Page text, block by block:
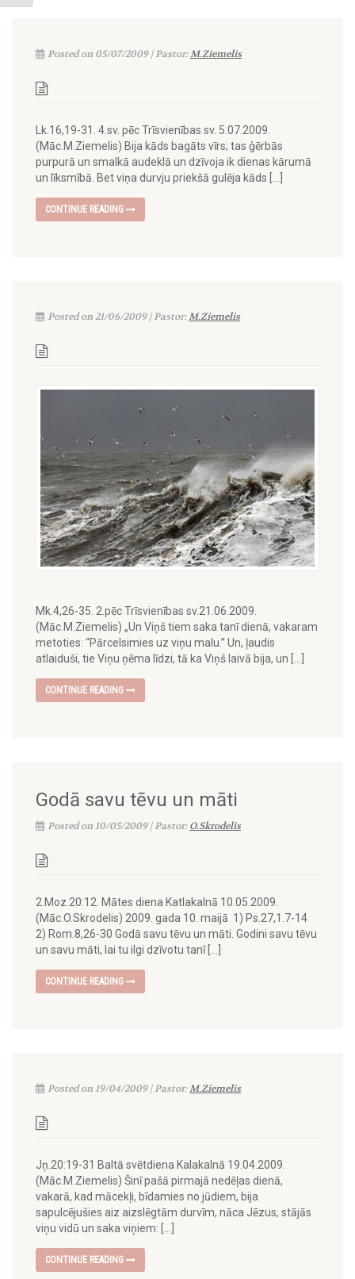
Posted on 05/07/2009 | Pastor:M.Ziemelis
Lk.16,19-31. 4.sv. pēc Trīsvienības sv. 5.07.2009.
(Māc.M.Ziemelis) Bija kāds bagāts vīrs; tas ģērbās
purpurā un smalkā audeklā un dzīvoja ik dienas kārumā
un līksmībā. Bet viņa durvju priekšā gulēja kāds […]
CONTINUE READING
Posted on 21/06/2009 | Pastor:M.Ziemelis
Mk.4,26-35. 2.pēc Trīsvienības sv.21.06.2009.
(Māc.M.Ziemelis) „Un Viņš tiem saka tanī dienā, vakaram
metoties: “Pārcelsimies uz viņu malu.” Un, ļaudis
atlaiduši, tie Viņu ņēma līdzi, tā ka Viņš laivā bija, un […]
CONTINUE READING
Godā savu tēvu un māti
Posted on 10/05/2009 | Pastor:O.Skrodelis
2.Moz.20:12. Mātes diena Katlakalnā 10.05.2009.
(Māc.O.Skrodelis) 2009. gada 10. maijā 1) Ps.27,1.7-14
2) Rom.8,26-30 Godā savu tēvu un māti. Godini savu tēvu
un savu māti, lai tu ilgi dzīvotu tanī […]
CONTINUE READING
Posted on 19/04/2009 | Pastor:M.Ziemelis
Jņ.20:19-31 Baltā svētdiena Kalakalnā 19.04.2009.
(Māc.M.Ziemelis) Šinī pašā pirmajā nedēļas dienā,
vakarā, kad mācekļi, bīdamies no jūdiem, bija
sapulcējušies aiz aizslēgtām durvīm, nāca Jēzus, stājās
viņu vidū un saka viņiem: […]
CONTINUE READING